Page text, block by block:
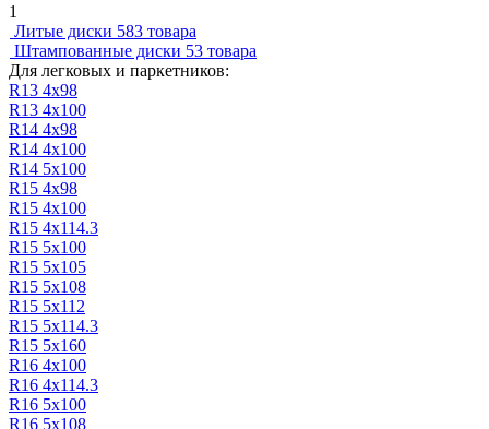
1
Литые диски 583 товара
Штампованные диски 53 товара
Для легковых и паркетников:
R13 4х98
R13 4х100
R14 4х98
R14 4х100
R14 5х100
R15 4х98
R15 4х100
R15 4х114.3
R15 5х100
R15 5x105
R15 5х108
R15 5х112
R15 5х114.3
R15 5х160
R16 4х100
R16 4х114.3
R16 5х100
R16 5х108